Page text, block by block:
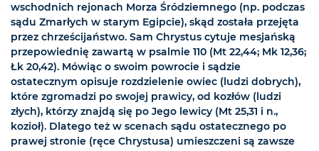
wschodnich rejonach Morza Śródziemnego (np. podczas
sądu Zmarłych w starym Egipcie), skąd została przejęta
przez chrześcijaństwo. Sam Chrystus cytuje mesjańską
przepowiednię zawartą w psalmie 110 (Mt 22,44; Mk 12,36;
Łk 20,42). Mówiąc o swoim powrocie i sądzie
ostatecznym opisuje rozdzielenie owiec (ludzi dobrych),
które zgromadzi po swojej prawicy, od kozłów (ludzi
złych), którzy znajdą się po Jego lewicy (Mt 25,31 i n.,
kozioł). Dlatego też w scenach sądu ostatecznego po
prawej stronie (ręce Chrystusa) umieszczeni są zawsze